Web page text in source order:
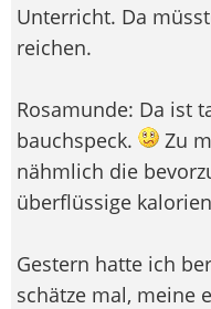
Unterricht. Da
reichen.
Rosamunde: Da ist
bauchspeck.
Zu
nähmlich die
überflüssige
Gestern hatte ich
schätze mal, meine